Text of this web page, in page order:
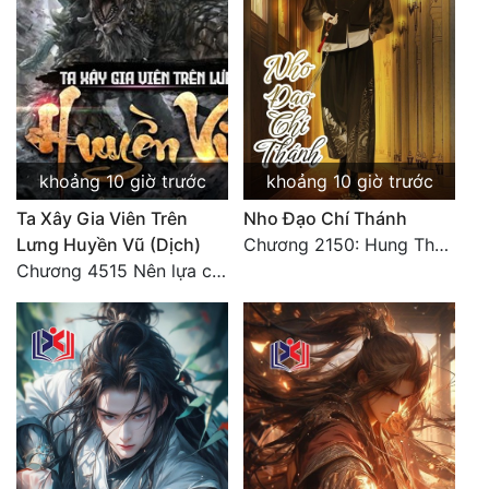
khoảng 10 giờ trước
Ta Xây Gia Viên Trên
Lưng Huyền Vũ (Dịch)
Chương 4515 Nên lựa chọn như thế nào?
khoảng 10 giờ trước
Nho Đạo Chí Thánh
Chương 2150: Hung Thụ Nhựa Cây